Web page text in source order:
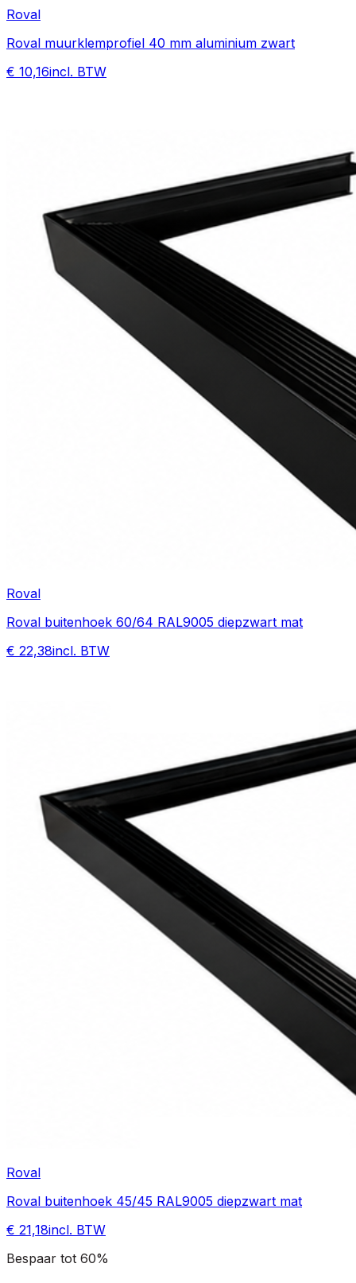
Roval
Roval muurklemprofiel 40 mm aluminium zwart
€ 10,16incl. BTW
Roval
Roval buitenhoek 60/64 RAL9005 diepzwart mat
€ 22,38incl. BTW
Roval
Roval buitenhoek 45/45 RAL9005 diepzwart mat
€ 21,18incl. BTW
Bespaar tot 60%